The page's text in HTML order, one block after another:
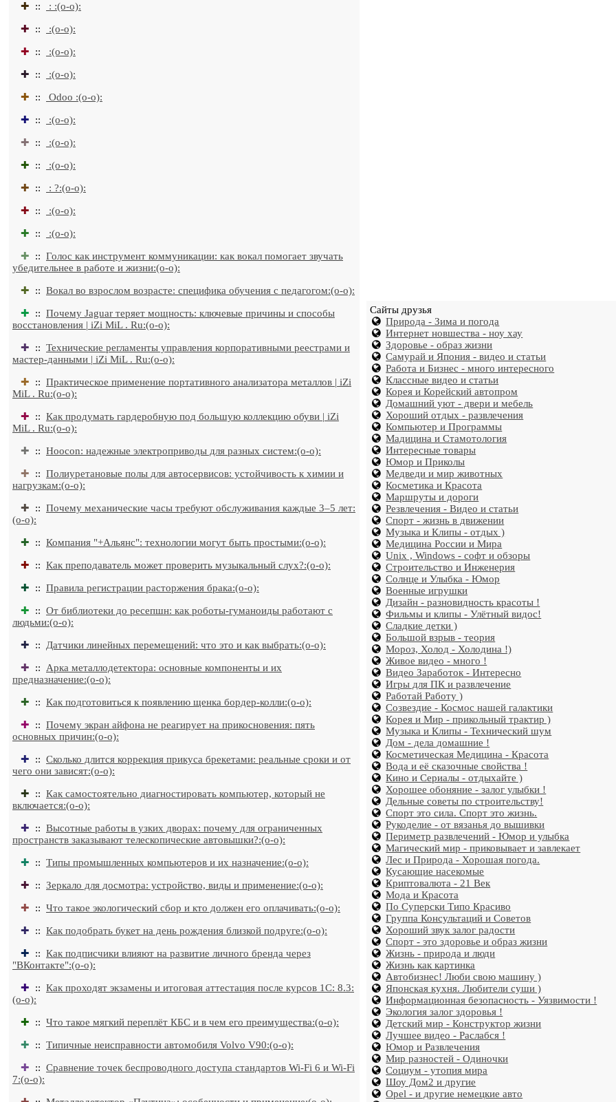
✚ :: : :(o-o):
✚ :: :(o-o):
✚ :: :(o-o):
✚ :: :(o-o):
✚ :: Odoo :(o-o):
✚ :: :(o-o):
✚ :: :(o-o):
✚ :: :(o-o):
✚ :: : ?:(o-o):
✚ :: :(o-o):
✚ :: :(o-o):
✚ :: Голос как инструмент коммуникации: как вокал помогает звучать
убедительнее в работе и жизни:(o-o):
✚ :: Вокал во взрослом возрасте: специфика обучения с педагогом:(o-o):
✚ :: Почему Jaguar теряет мощность: ключевые причины и способы
восстановления | iZi MiL . Ru:(o-o):
✚ :: Технические регламенты управления корпоративными реестрами и
мастер-данными | iZi MiL . Ru:(o-o):
✚ :: Практическое применение портативного анализатора металлов | iZi
MiL . Ru:(o-o):
✚ :: Как продумать гардеробную под большую коллекцию обуви | iZi
MiL . Ru:(o-o):
✚ :: Hoocon: надежные электроприводы для разных систем:(o-o):
✚ :: Полиуретановые полы для автосервисов: устойчивость к химии и
нагрузкам:(o-o):
✚ :: Почему механические часы требуют обслуживания каждые 3–5 лет:
(o-o):
✚ :: Компания "+Альянс": технологии могут быть простыми:(o-o):
✚ :: Как преподаватель может проверить музыкальный слух?:(o-o):
✚ :: Правила регистрации расторжения брака:(o-o):
✚ :: От библиотеки до ресепшн: как роботы-гуманоиды работают с
людьми:(o-o):
✚ :: Датчики линейных перемещений: что это и как выбрать:(o-o):
✚ :: Арка металлодетектора: основные компоненты и их
предназначение:(o-o):
✚ :: Как подготовиться к появлению щенка бордер-колли:(o-o):
✚ :: Почему экран айфона не реагирует на прикосновения: пять
основных причин:(o-o):
✚ :: Сколько длится коррекция прикуса брекетами: реальные сроки и от
чего они зависят:(o-o):
✚ :: Как самостоятельно диагностировать компьютер, который не
включается:(o-o):
✚ :: Высотные работы в узких дворах: почему для ограниченных
пространств заказывают телескопические автовышки?:(o-o):
✚ :: Типы промышленных компьютеров и их назначение:(o-o):
✚ :: Зеркало для досмотра: устройство, виды и применение:(o-o):
✚ :: Что такое экологический сбор и кто должен его оплачивать:(o-o):
✚ :: Как подобрать букет на день рождения близкой подруге:(o-o):
✚ :: Как подписчики влияют на развитие личного бренда через
"ВКонтакте":(o-o):
✚ :: Как проходят экзамены и итоговая аттестация после курсов 1С: 8.3:
(o-o):
✚ :: Что такое мягкий переплёт КБС и в чем его преимущества:(o-o):
✚ :: Типичные неисправности автомобиля Volvo V90:(o-o):
✚ :: Сравнение точек беспроводного доступа стандартов Wi-Fi 6 и Wi-Fi
7:(o-o):
Сайты друзья
Природа - Зима и погода
Интернет новшества - ноу хау
Здоровье - образ жизни
Самурай и Япония - видео и статьи
Работа и Бизнес - много интересного
Классные видео и статьи
Корея и Корейский автопром
Домашний уют - двери и мебель
Хороший отдых - развлечения
Компьютер и Программы
Мадицина и Стамотология
Интересные товары
Юмор и Приколы
Медведи и мир животных
Косметика и Красота
Маршруты и дороги
Резвлечения - Видео и статьи
Спорт - жизнь в движении
Музыка и Клипы - отдых )
Медицина России и Мира
Unix , Windows - софт и обзоры
Строительство и Инженерия
Солнце и Улыбка - Юмор
Военные игрушки
Дизайн - разновидность красоты !
Фильмы и клипы - Улётный видос!
Сладкие детки )
Большой взрыв - теория
Мороз, Холод - Холодина !)
Живое видео - много !
Видео Заработок - Интересно
Игры для ПК и развлечение
Работай Работу )
Созвездие - Космос нашей галактики
Корея и Мир - прикольный трактир )
Музыка и Клипы - Технический шум
Дом - дела домашние !
Косметическая Медицина - Красота
Вода и её сказочные свойства !
Кино и Сериалы - отдыхайте )
Хорошее обоняние - залог улыбки !
Дельные советы по строительству!
Спорт это сила. Спорт это жизнь.
Рукоделие - от вязанья до вышивки
Периметр развлечений - Юмор и улыбка
Магический мир - приковывает и завлекает
Лес и Природа - Хорошая погода.
Кусающие насекомые
Криптовалюта - 21 Век
Мода и Красота
По Суперски Типо Красиво
Группа Консультаций и Советов
Хороший звук залог радости
Спорт - это здоровье и образ жизни
Жизнь - природа и люди
Жизнь как картинка
Автобизнес! Люби свою машину )
Японская кухня. Любители суши )
Информационная безопасность - Уязвимости !
Экология залог здоровья !
Детский мир - Конструктор жизни
Лучшее видео - Раслабся !
Юмор и Развлечения
Мир разностей - Одиночки
Социум - утопия мира
Шоу Дом2 и другие
Opel - и другие немецкие авто